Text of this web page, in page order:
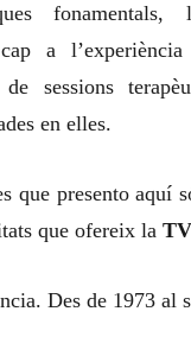
cap a
de sessions
en elles.
que presento aquí
que ofereix la
Des de 1973 al